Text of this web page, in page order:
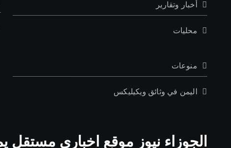
أخبار وتقارير
محليات
منوعات
اليمن في وثائق ويكيليكس
الجوزاء نيوز موقع اخباري مستقل